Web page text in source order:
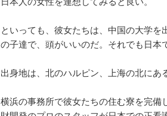
といっても、彼女たちは、中国の大学
の子達で、頭がいいのだ。それでも日本
出身地は、北のハルピン、上海の北にあ
横浜の事務所で彼女たちの住む寮を完備